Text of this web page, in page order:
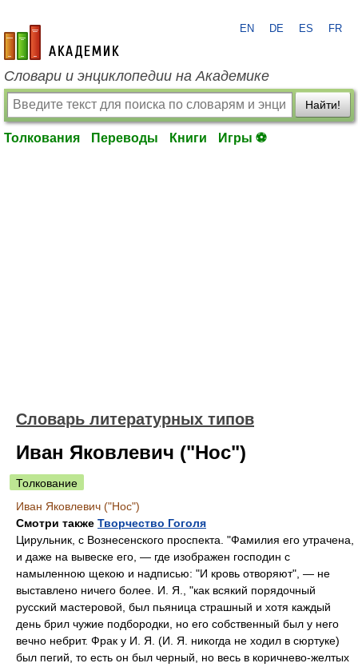
academic.ru
EN DE ES FR
Словари и энциклопедии на Академике
Найти!
Толкования Переводы Книги Игры ⚽
Словарь литературных типов
Иван Яковлевич ("Нос")
Толкование
Иван Яковлевич ("Нос")
Смотри также Творчество Гоголя
Цирульник, с Вознесенского проспекта. "Фамилия его утрачена,
и даже на вывеске его, — где изображен господин с
намыленною щекою и надписью: "И кровь отворяют", — не
выставлено ничего более. И. Я., "как всякий порядочный
русский мастеровой, был пьяница страшный и хотя каждый
день брил чужие подбородки, но его собственный был у него
вечно небрит. Фрак у И. Я. (И. Я. никогда не ходил в сюртуке)
был пегий, то есть он был черный, но весь в коричнево-желтых